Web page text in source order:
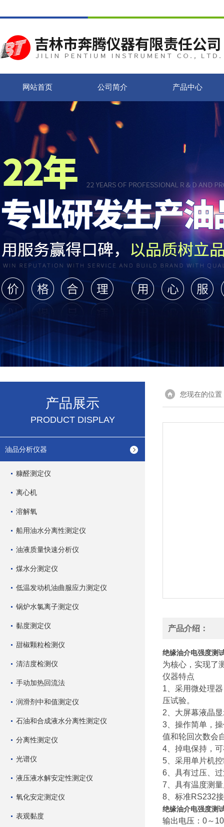
网站首页 公司简介 产品中心
产品展示
PRODUCT DISPLAY
油品分析仪器
糠醛测定仪
离心机
溶解氧
船用油水分离性测定仪
油液质量快速分析仪
煤水分测定仪
低温发动机油曲服应力测定仪
锅炉水氯离子测定仪
黏度测定仪
甜椒颗粒检测仪
清洁度检测仪
手动加热回流法
润滑剂中和值测定仪
石油和合成液水分离性测定仪
分离性测定仪
光谱仪
液压液水解安定性测定仪
氧化安定测定仪
表观黏度
您现在的位置
产品介绍：
绝缘油介电强度测
为核心，实现了
仪器特点
1、采用微处理
压试验。
2、大屏幕液晶
3、操作简单，
值和轮回次数会
4、掉电保持，
5、采用单片机
6、具有过压、
7、具有温度测
8、标准RS232
绝缘油介电强度测
输出电压：0～